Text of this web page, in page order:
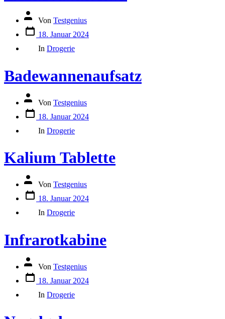
Autor
Beitrags
Von Testgenius
Datum
des
Beitrags
18. Januar 2024
In Drogerie
Badewannenaufsatz
Autor
Beitrags
Von Testgenius
Datum
des
Beitrags
18. Januar 2024
In Drogerie
Kalium Tablette
Autor
Beitrags
Von Testgenius
Datum
des
Beitrags
18. Januar 2024
In Drogerie
Infrarotkabine
Autor
Beitrags
Von Testgenius
Datum
des
Beitrags
18. Januar 2024
In Drogerie